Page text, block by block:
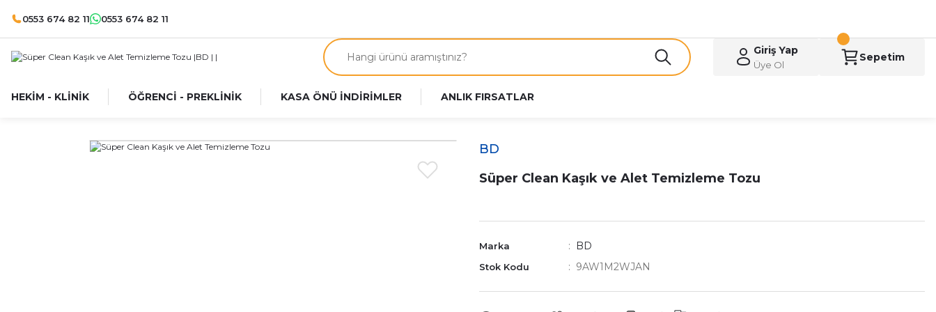
0553 674 82 11 0553 674 82 11
Giriş Yap
Üye Ol
Sepetim
HEKİM - KLİNİK ÖĞRENCİ - PREKLİNİK KASA ÖNÜ İNDİRİMLER ANLIK FIRSATLAR
BD
Süper Clean Kaşık ve Alet Temizleme Tozu
Marka BD
Stok Kodu 9AW1M2WJAN